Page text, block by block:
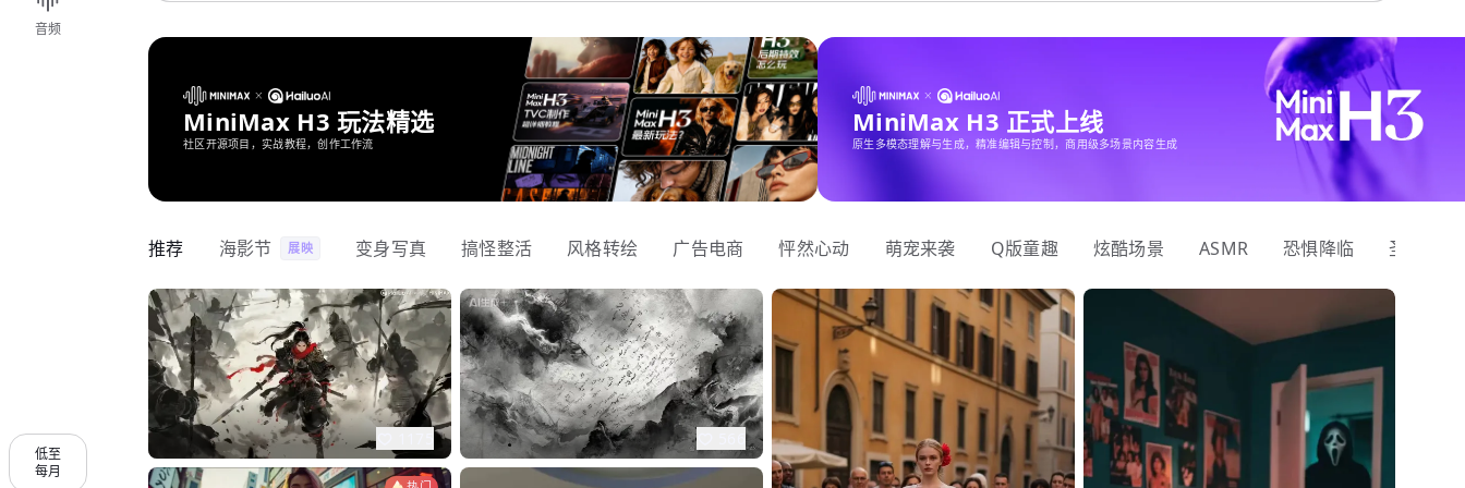
音频
低至
每月
MiniMax H3 玩法精选
社区开源项目，实战教程，创作工作流
MiniMax H3 正式上线
原生多模态理解与生成，精准编辑与控制，商用级多场景内容生成
推荐 海影节 展映 变身写真 搞怪整活 风格转绘 广告电商 怦然心动 萌宠来袭 Q版童趣 炫酷场景 ASMR 恐惧降临 圣诞狂欢